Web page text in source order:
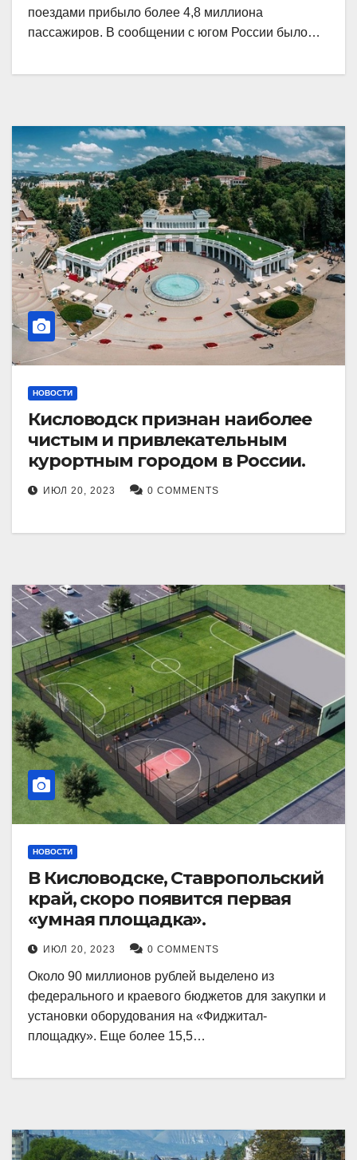
поездами прибыло более 4,8 миллиона
пассажиров. В сообщении с югом России было…
НОВОСТИ
Кисловодск признан наиболее
чистым и привлекательным
курортным городом в России.
ИЮЛ 20, 2023 0 COMMENTS
НОВОСТИ
В Кисловодске, Ставропольский
край, скоро появится первая
«умная площадка».
ИЮЛ 20, 2023 0 COMMENTS
Около 90 миллионов рублей выделено из
федерального и краевого бюджетов для закупки и
установки оборудования на «Фиджитал-
площадку». Еще более 15,5…